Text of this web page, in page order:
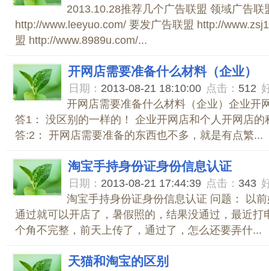
2013.10.28推荐几个广告联盟 领域广告联
http://www.leeyuo.com/ 要发广告联盟 http://
盟 http://www.8989u.com/...
开网店需要准备什么材料（企业）
日期： 2013-08-21 18:10:00 点击： 512
开网店需要准备什么材料（企业）企业开
答1： 没区别的一样的！ 企业开网店和个人开网店的
答:2： 开网店需要准备的东西也不多，就是有点繁...
淘宝手持身份证身份信息认证
日期： 2013-08-21 17:44:39 点击： 343
淘宝手持身份证身份信息认证 问题： 以
通过就可以开店了，暑假照的，结果没通过，最近打
个角不完整，前天上传了，通过了，怎么还要弄什...
天猫和淘宝的区别